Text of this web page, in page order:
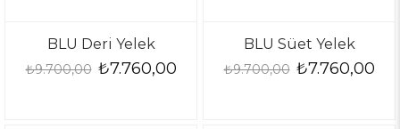
BLU Deri Yelek
₺7.760,00
₺9.700,00
BLU Süet Yelek
₺7.760,00
₺9.700,00